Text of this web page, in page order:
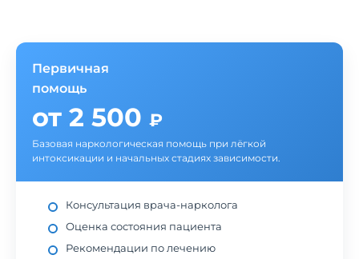
Первичная
помощь
от 2 500 ₽
Базовая наркологическая помощь при лёгкой
интоксикации и начальных стадиях зависимости.
Консультация врача-нарколога
Оценка состояния пациента
Рекомендации по лечению